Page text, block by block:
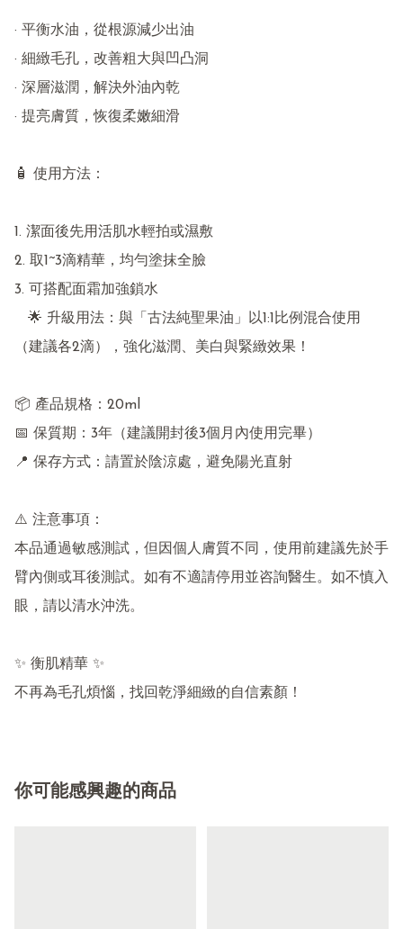
· 平衡水油，從根源減少出油
· 細緻毛孔，改善粗大與凹凸洞
· 深層滋潤，解決外油內乾
· 提亮膚質，恢復柔嫩細滑
🧴 使用方法：
1. 潔面後先用活肌水輕拍或濕敷
2. 取1~3滴精華，均勻塗抹全臉
3. 可搭配面霜加強鎖水
（建議各2滴），強化滋潤、美白與緊緻效果！
📦 產品規格：20ml
📅 保質期：3年（建議開封後3個月內使用完畢）
📍 保存方式：請置於陰涼處，避免陽光直射
⚠️ 注意事項：
本品通過敏感測試，但因個人膚質不同，使用前建議先於手
臂內側或耳後測試。如有不適請停用並咨詢醫生。如不慎入
眼，請以清水沖洗。
✨ 衡肌精華 ✨
不再為毛孔煩惱，找回乾淨細緻的自信素顏！
你可能感興趣的商品